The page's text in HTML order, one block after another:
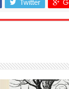
Twitter